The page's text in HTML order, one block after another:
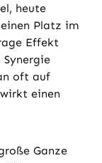
heute
Platz im
Effekt
oft auf
einen
Ganze